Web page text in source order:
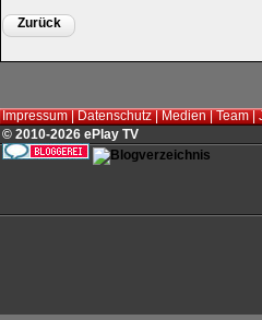
Zurück
Impressum|Datenschutz|Medien|Team|
© 2010-2026 ePlay TV